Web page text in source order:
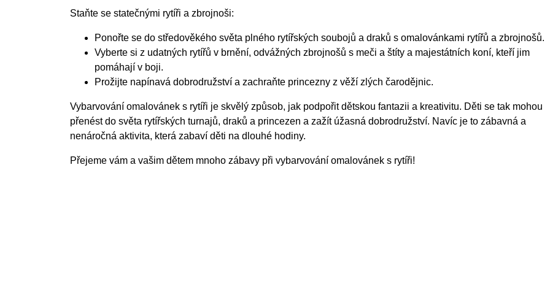
Staňte se statečnými rytíři a zbrojnoši:
Ponořte se do středověkého světa plného rytířských soubojů a draků s omalovánkami rytířů a zbrojnošů.
Vyberte si z udatných rytířů v brnění, odvážných zbrojnošů s meči a štíty a majestátních koní, kteří jim
pomáhají v boji.
Prožijte napínavá dobrodružství a zachraňte princezny z věží zlých čarodějnic.
Vybarvování omalovánek s rytíři je skvělý způsob, jak podpořit dětskou fantazii a kreativitu. Děti se tak mohou
přenést do světa rytířských turnajů, draků a princezen a zažít úžasná dobrodružství. Navíc je to zábavná a
nenáročná aktivita, která zabaví děti na dlouhé hodiny.
Přejeme vám a vašim dětem mnoho zábavy při vybarvování omalovánek s rytíři!